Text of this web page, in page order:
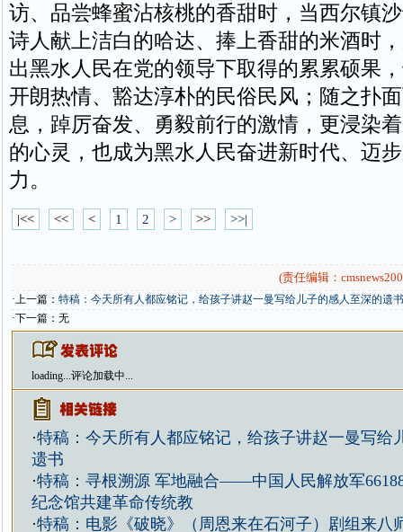
访、品尝蜂蜜沾核桃的香甜时，当西尔镇
诗人献上洁白的哈达、捧上香甜的米酒时
出黑水人民在党的领导下取得的累累硕果
开朗热情、豁达淳朴的民俗民风；随之扑
息，踔厉奋发、勇毅前行的激情，更浸染
的心灵，也成为黑水人民奋进新时代、迈
力。
|<< << < 1 2 > >> >>|
(责任编辑：
·上一篇： 特稿：今天所有人都应铭记，给孩子讲赵一曼写给儿子的感人至深的遗书
·下一篇：无
loading...评论加载中...
·特稿：今天所有人都应铭记，给孩子讲赵一曼写给
遗书
·特稿：寻根溯源 军地融合——中国人民解放军
纪念馆共建革命传统教
·特稿：电影《破晓》（周恩来在石河子）剧组来八